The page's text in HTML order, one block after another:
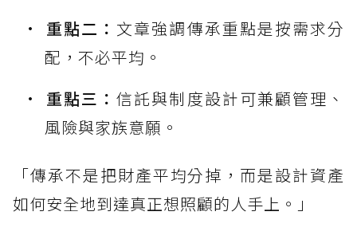
重點二： 文章強調傳承重點是按需求分
配，不必平均。
重點三：信託與制度設計可兼顧管理、
風險與家族意願。
「傳承不是把財產平均分掉，而是設計資產
如何安全地到達真正想照顧的人手上。」